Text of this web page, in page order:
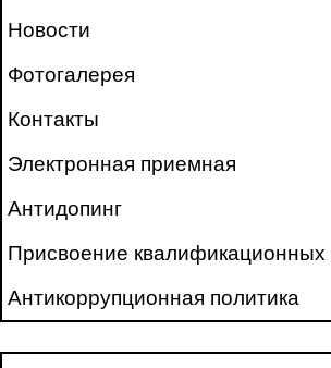
Новости
Фотогалерея
Контакты
Электронная приемная
Антидопинг
Присвоение квалификационных
Антикоррупционная политика